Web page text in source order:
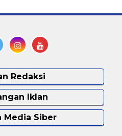
Redaksi
Iklan
Media Siber